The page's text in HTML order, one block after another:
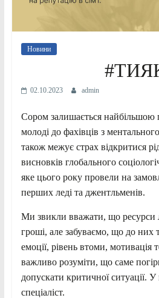
Новини
02.10.2023 admin
Сором залишається
молоді до фахівців з
також межує страх відкритися
висновків глобального
яке цього року провели на
перших леді та джентльменів.
Ми звикли вважати, що
гроші, але забуваємо, що до них
емоції, рівень втоми, мотивація
важливо розуміти, що саме
допускати критичної ситуації.
спеціаліст.